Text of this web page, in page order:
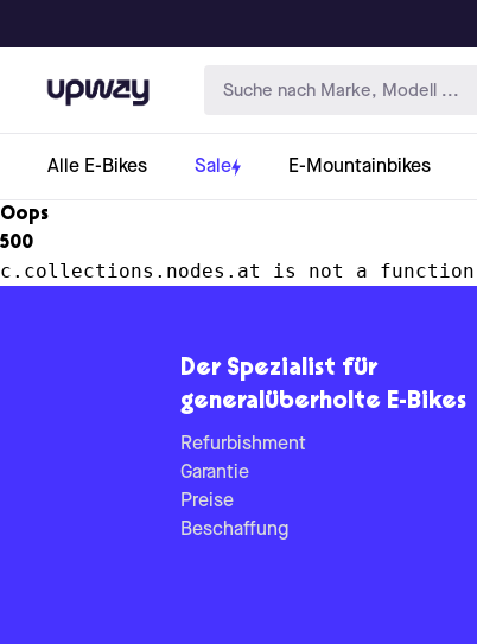
Upway
Alle E-Bikes Sale E-Mountainbikes
Oops
500
c.collections.nodes.at is not a function
Der Spezialist für
generalüberholte E-Bikes
Refurbishment
Garantie
Preise
Beschaffung